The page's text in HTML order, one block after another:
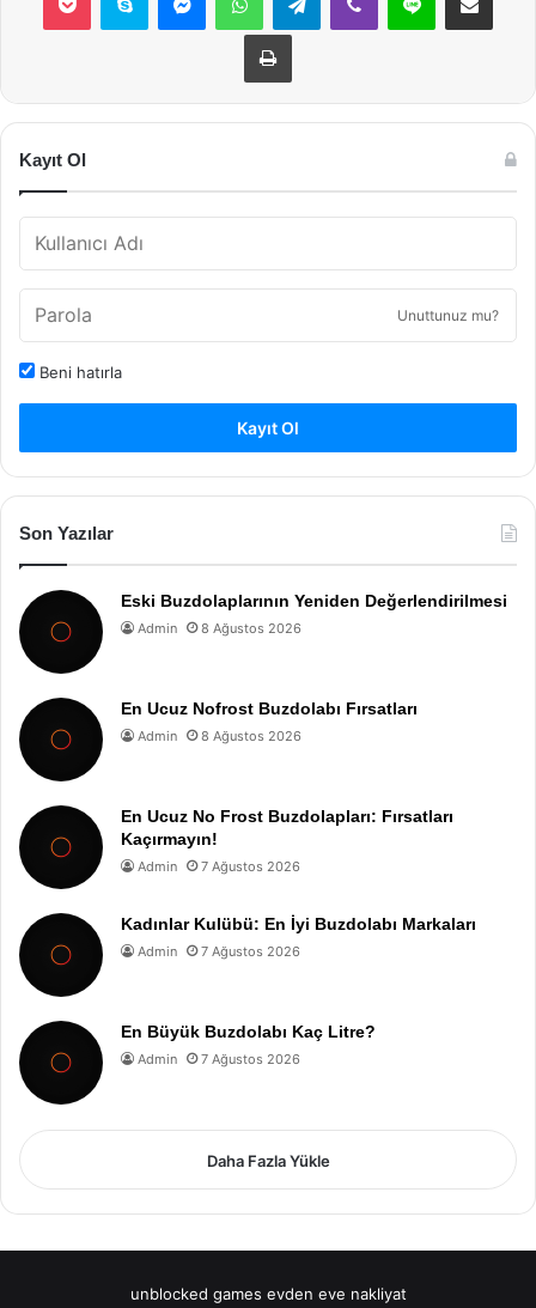
Yazdır
Kayıt Ol
Unuttunuz mu?
Beni hatırla
Kayıt Ol
Son Yazılar
Eski Buzdolaplarının Yeniden Değerlendirilmesi
Admin 8 Ağustos 2026
En Ucuz Nofrost Buzdolabı Fırsatları
Admin 8 Ağustos 2026
En Ucuz No Frost Buzdolapları: Fırsatları
Kaçırmayın!
Admin 7 Ağustos 2026
Kadınlar Kulübü: En İyi Buzdolabı Markaları
Admin 7 Ağustos 2026
En Büyük Buzdolabı Kaç Litre?
Admin 7 Ağustos 2026
Daha Fazla Yükle
unblocked games evden eve nakliyat